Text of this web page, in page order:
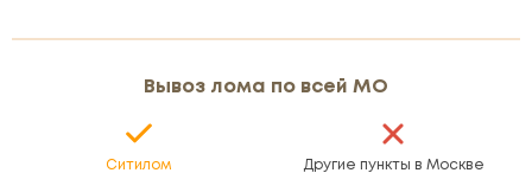
Вывоз лома по всей МО
Ситилом Другие пункты в Москве